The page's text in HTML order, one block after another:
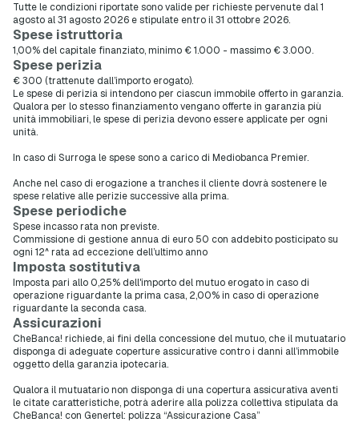
Tutte le condizioni riportate sono valide per richieste pervenute dal 1
agosto al 31 agosto 2026 e stipulate entro il 31 ottobre 2026.
Spese istruttoria
1,00% del capitale finanziato, minimo € 1.000 - massimo € 3.000.
Spese perizia
€ 300 (trattenute dall’importo erogato).
Le spese di perizia si intendono per ciascun immobile offerto in garanzia.
Qualora per lo stesso finanziamento vengano offerte in garanzia più
unità immobiliari, le spese di perizia devono essere applicate per ogni
unità.
In caso di Surroga le spese sono a carico di Mediobanca Premier.
Anche nel caso di erogazione a tranches il cliente dovrà sostenere le
spese relative alle perizie successive alla prima.
Spese periodiche
Spese incasso rata non previste.
Commissione di gestione annua di euro 50 con addebito posticipato su
ogni 12^ rata ad eccezione dell’ultimo anno
Imposta sostitutiva
Imposta pari allo 0,25% dell'importo del mutuo erogato in caso di
operazione riguardante la prima casa, 2,00% in caso di operazione
riguardante la seconda casa.
Assicurazioni
CheBanca! richiede, ai fini della concessione del mutuo, che il mutuatario
disponga di adeguate coperture assicurative contro i danni all’immobile
oggetto della garanzia ipotecaria.
Qualora il mutuatario non disponga di una copertura assicurativa aventi
le citate caratteristiche, potrà aderire alla polizza collettiva stipulata da
CheBanca! con Genertel: polizza “Assicurazione Casa”